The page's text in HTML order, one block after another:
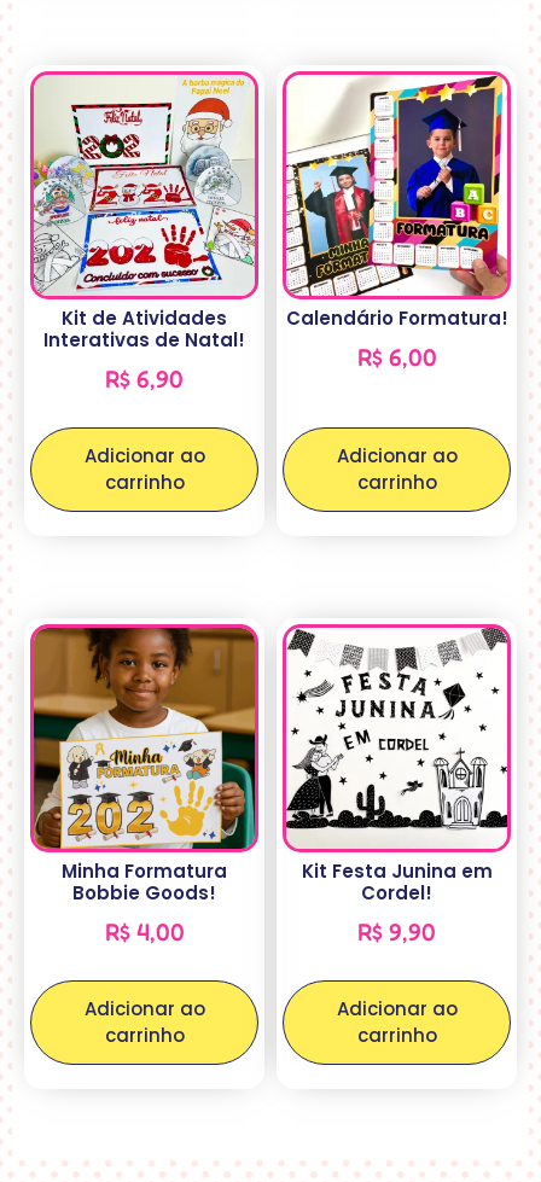
Kit de Atividades
Interativas de Natal!
R$ 6,90
Adicionar ao
carrinho
Calendário Formatura!
R$6,00
Adicionar ao
carrinho
Minha Formatura
Bobbie Goods!
R$4,00
Adicionar ao
carrinho
Kit Festa Junina em
Cordel!
R$ 9,90
Adicionar ao
carrinho